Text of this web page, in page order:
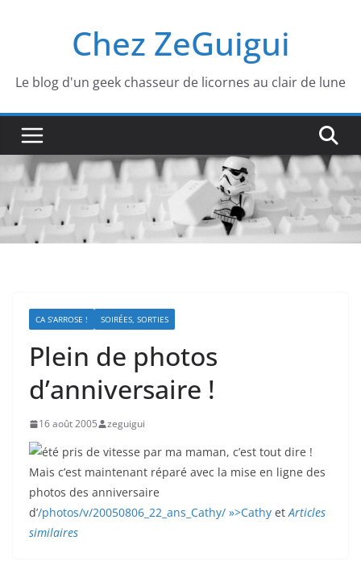
Chez ZeGuigui
Le blog d'un geek chasseur de licornes au clair de lune
CA S'ARROSE ! SOIRÉES, SORTIES
Plein de photos
d’anniversaire !
16 août 2005 zeguigui
été pris de vitesse par ma maman, c’est tout dire !
Mais c’est maintenant réparé avec la mise en ligne des
photos des anniversaire
d’/photos/v/20050806_22_ans_Cathy/ »>Cathy etArticles
similaires